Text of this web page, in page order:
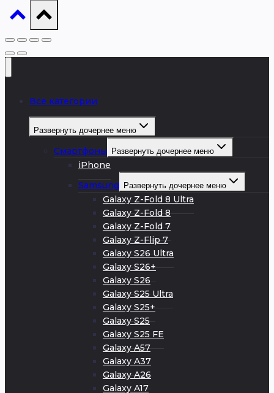
Все категории
Развернуть дочернее меню
Смартфоны Развернуть дочернее меню
iPhone
Samsung
Развернуть дочернее меню
Galaxy Z-Fold 8 Ultra
Galaxy Z-Fold 8
Galaxy Z-Fold 7
Galaxy Z-Flip 7
Galaxy S26 Ultra
Galaxy S26+
Galaxy S26
Galaxy S25 Ultra
Galaxy S25+
Galaxy S25
Galaxy S25 FE
Galaxy A57
Galaxy A37
Galaxy A26
Galaxy A17